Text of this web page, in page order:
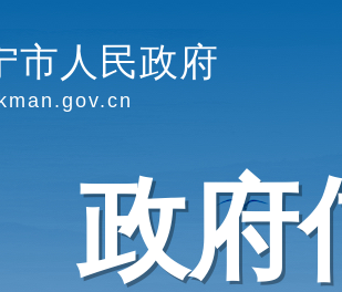
市人民政府
政府